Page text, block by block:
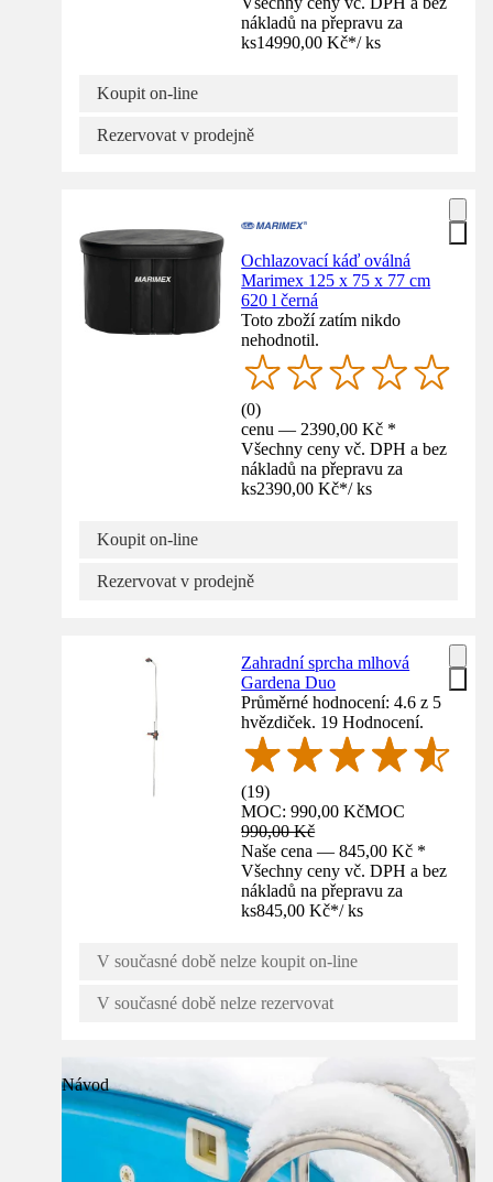
nákladů na přepravu za
ks14990,00 Kč*/ ks
Koupit on-line
Rezervovat v prodejně
Ochlazovací káď oválná
Marimex 125 x 75 x 77 cm
620 l černá
Toto zboží zatím nikdo
nehodnotil.
(0)
cenu — 2390,00 Kč *
Všechny ceny vč. DPH a bez
nákladů na přepravu za
ks2390,00 Kč*/ ks
Koupit on-line
Rezervovat v prodejně
Zahradní sprcha mlhová
Gardena Duo
Průměrné hodnocení: 4.6 z 5
hvězdiček. 19 Hodnocení.
(19)
MOC: 990,00 KčMOC
990,00 Kč
Naše cena — 845,00 Kč *
Všechny ceny vč. DPH a bez
nákladů na přepravu za
ks845,00 Kč*/ ks
V současné době nelze koupit on-line
V současné době nelze rezervovat
Návod